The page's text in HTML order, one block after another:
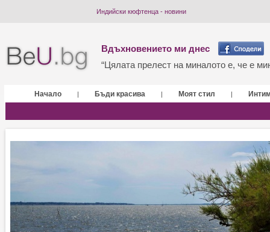
Индийски кюфтенца - новини
Вдъхновението ми днес
“Цялата прелест на миналото е, че е
Начало | Бъди красива | Моят стил |